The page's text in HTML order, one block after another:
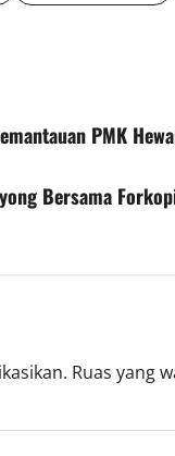
PMK
Bersama
Ruas yang